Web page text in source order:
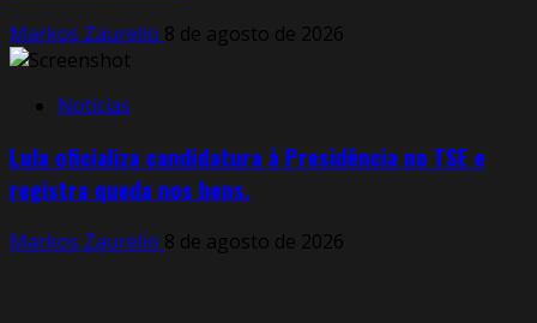
Markos Zaurelio 8 de agosto de 2026
Notícias
Lula oficializa candidatura à Presidência no TSE e
registra queda nos bens.
Markos Zaurelio 8 de agosto de 2026